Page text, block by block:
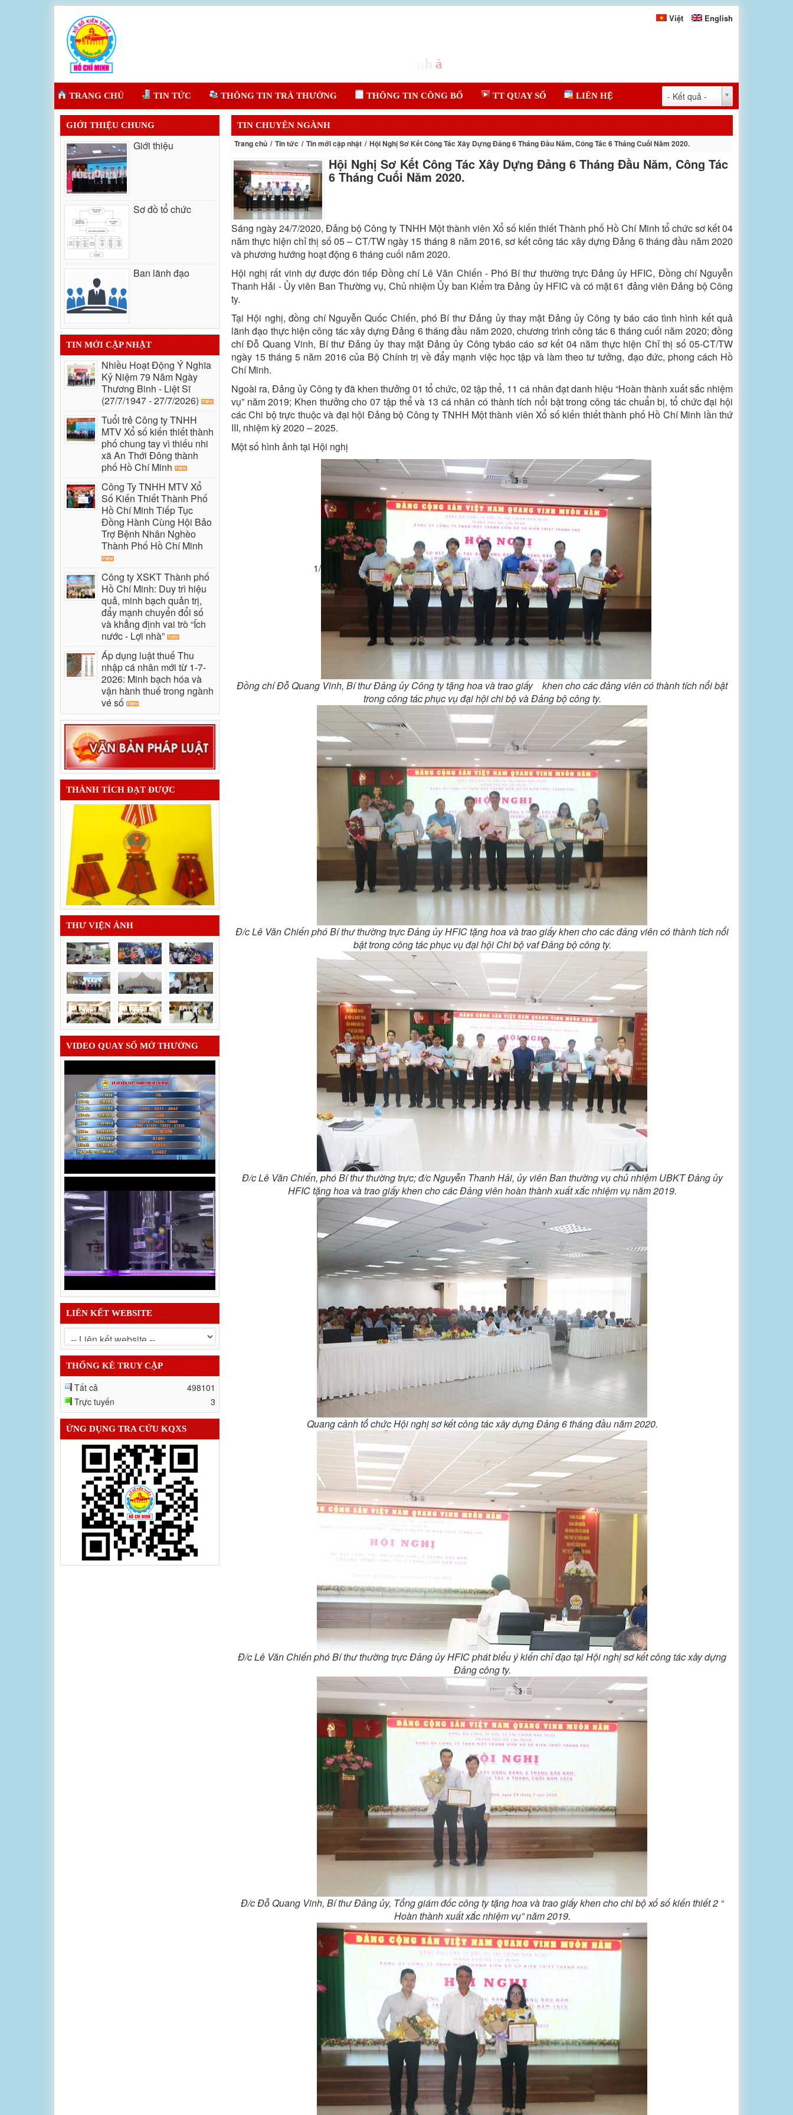
Việt English
TRANG CHỦ TIN TỨC THÔNG TIN TRẢ THƯỞNG THÔNG TIN CÔNG BỐ TT QUAY SỐ LIÊN HỆ - Kết quả -
TIN CHUYÊN NGÀNH
Trang chủ Tin tức Tin mới cập nhật Hội Nghị Sơ Kết Công Tác Xây Dựng Đảng 6 Tháng Đầu Năm, Công Tác 6 Tháng Cuối Năm 2020.
Hội Nghị Sơ Kết Công Tác Xây Dựng Đảng 6 Tháng Đầu Năm, Công Tác
6 Tháng Cuối Năm 2020.
Sáng ngày 24/7/2020, Đảng bộ Công ty TNHH Một thành viên Xổ số kiến thiết Thành phố Hồ Chí Minh tổ chức sơ kết 04
năm thực hiện chỉ thị số 05 – CT/TW ngày 15 tháng 8 năm 2016, sơ kết công tác xây dựng Đảng 6 tháng đầu năm 2020
và phương hướng hoạt động 6 tháng cuối năm 2020.
Hội nghị rất vinh dự được đón tiếp Đồng chí Lê Văn Chiến - Phó Bí thư thường trực Đảng ủy HFIC, Đồng chí Nguyễn
Thanh Hải - Ủy viên Ban Thường vụ, Chủ nhiệm Ủy ban Kiểm tra Đảng ủy HFIC và có mặt 61 đảng viên Đảng bộ Công
ty.
Tại Hội nghị, đồng chí Nguyễn Quốc Chiến, phó Bí thư Đảng ủy thay mặt Đảng ủy Công ty báo cáo tình hình kết quả
lãnh đạo thực hiện công tác xây dựng Đảng 6 tháng đầu năm 2020, chương trình công tác 6 tháng cuối năm 2020; đồng
chí Đỗ Quang Vinh, Bí thư Đảng ủy thay mặt Đảng ủy Công tybáo cáo sơ kết 04 năm thực hiện Chỉ thị số 05-CT/TW
ngày 15 tháng 5 năm 2016 của Bộ Chính trị về đẩy mạnh việc học tập và làm theo tư tưởng, đạo đức, phong cách Hồ
Chí Minh.
Ngoài ra, Đảng ủy Công ty đã khen thưởng 01 tổ chức, 02 tập thể, 11 cá nhân đạt danh hiệu “Hoàn thành xuất sắc nhiệm
vụ” năm 2019; Khen thưởng cho 07 tập thể và 13 cá nhân có thành tích nổi bật trong công tác chuẩn bị, tổ chức đại hội
các Chi bộ trực thuộc và đại hội Đảng bộ Công ty TNHH Một thành viên Xổ số kiến thiết thành phố Hồ Chí Minh lần thứ
III, nhiệm kỳ 2020 – 2025.
Một số hình ảnh tại Hội nghị
1/
Đồng chí Đỗ Quang Vinh, Bí thư Đảng ủy Công ty tặng hoa và trao giấy khen cho các đảng viên có thành tích nổi bật
trong công tác phục vụ đại hội chi bộ và Đảng bộ công ty.
Đ/c Lê Văn Chiến phó Bí thư thường trực Đảng ủy HFIC tặng hoa và trao giấy khen cho các đảng viên có thành tích nổi
bật trong công tác phục vụ đại hội Chi bộ vaf Đảng bộ công ty.
Đ/c Lê Văn Chiến, phó Bí thư thường trực; đ/c Nguyễn Thanh Hải, ủy viên Ban thường vụ chủ nhiệm UBKT Đảng ủy
HFIC tặng hoa và trao giấy khen cho các Đảng viên hoàn thành xuất xắc nhiệm vụ năm 2019.
Quang cảnh tổ chức Hội nghị sơ kết công tác xây dựng Đảng 6 tháng đầu năm 2020.
Đ/c Lê Văn Chiến phó Bí thư thường trực Đảng ủy HFIC phát biểu ý kiến chỉ đạo tại Hội nghị sơ kết công tác xây dựng
Đảng công ty.
Đ/c Đỗ Quang Vinh, Bí thư Đảng ủy, Tổng giám đốc công ty tặng hoa và trao giấy khen cho chi bộ xố số kiến thiết 2 “
Hoàn thành xuất xắc nhiệm vụ” năm 2019.
GIỚI THIỆU CHUNG
Giới thiệu
Sơ đồ tổ chức
Ban lãnh đạo
TIN MỚI CẬP NHẬT
Nhiều Hoạt Động Ý Nghĩa
Kỷ Niệm 79 Năm Ngày
Thương Binh - Liệt Sĩ
(27/7/1947 - 27/7/2026)
Tuổi trẻ Công ty TNHH
MTV Xổ số kiến thiết thành
phố chung tay vì thiếu nhi
xã An Thới Đông thành
phố Hồ Chí Minh
Công Ty TNHH MTV Xổ
Số Kiến Thiết Thành Phố
Hồ Chí Minh Tiếp Tục
Đồng Hành Cùng Hội Bảo
Trợ Bệnh Nhân Nghèo
Thành Phố Hồ Chí Minh
Công ty XSKT Thành phố
Hồ Chí Minh: Duy trì hiệu
quả, minh bạch quản trị,
đẩy mạnh chuyển đổi số
và khẳng định vai trò “Ích
nước - Lợi nhà”
Áp dụng luật thuế Thu
nhập cá nhân mới từ 1-7-
2026: Minh bạch hóa và
vận hành thuế trong ngành
vé số
THÀNH TÍCH ĐẠT ĐƯỢC
THƯ VIỆN ẢNH
VIDEO QUAY SỐ MỞ THƯỞNG
LIÊN KẾT WEBSITE
THỐNG KÊ TRUY CẬP
Tất cả
498101
Trực tuyến
3
ỨNG DỤNG TRA CỨU KQXS